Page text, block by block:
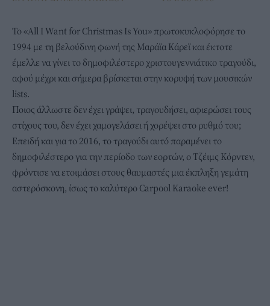
Το «All I Want for Christmas Is You» πρωτοκυκλοφόρησε το
1994 με τη βελούδινη φωνή της Μαράϊα Κάρεϊ και έκτοτε
έμελλε να γίνει το δημοφιλέστερο χριστουγεννιάτικο τραγούδι,
αφού μέχρι και σήμερα βρίσκεται στην κορυφή των μουσικών
lists.
Ποιος άλλωστε δεν έχει γράψει, τραγουδήσει, αφιερώσει τους
στίχους του, δεν έχει χαμογελάσει ή χορέψει στο ρυθμό του;
Επειδή και για το 2016, το τραγούδι αυτό παραμένει το
δημοφιλέστερο για την περίοδο των εορτών, ο Τζέιμς Κόρντεν,
φρόντισε να ετοιμάσει στους θαυμαστές μια έκπληξη γεμάτη
αστερόσκονη, ίσως το καλύτερο Carpool Karaoke ever!